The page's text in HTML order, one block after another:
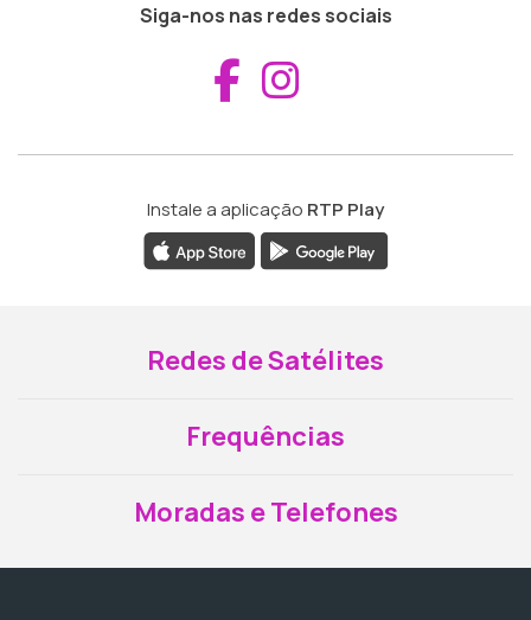
Siga-nos nas redes sociais
Aceder ao
Instale a aplicação RTP Play
Redes de Satélites
Frequências
Moradas e Telefones